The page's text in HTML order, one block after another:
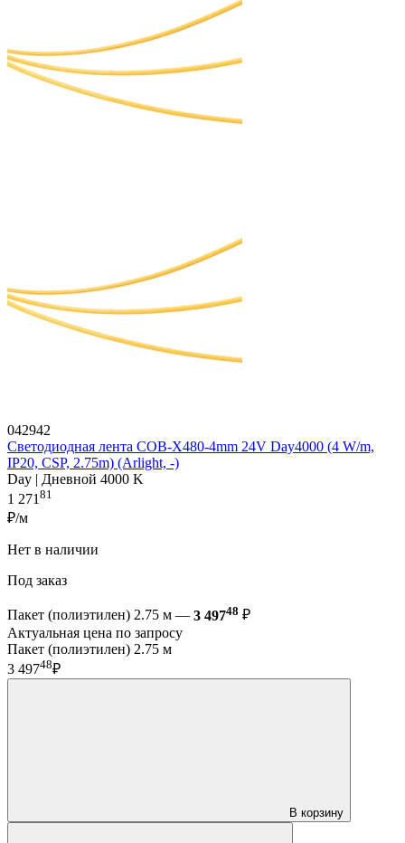
042942
Светодиодная лента COB-X480-4mm 24V Day4000 (4 W/m,
IP20, CSP, 2.75m) (Arlight, -)
Day | Дневной 4000 K
1 27181
₽/м
Нет в наличии
Под заказ
Пакет (полиэтилен) 2.75 м — 3 49748 ₽
Актуальная цена по запросу
Пакет (полиэтилен) 2.75 м
3 49748₽
В корзину